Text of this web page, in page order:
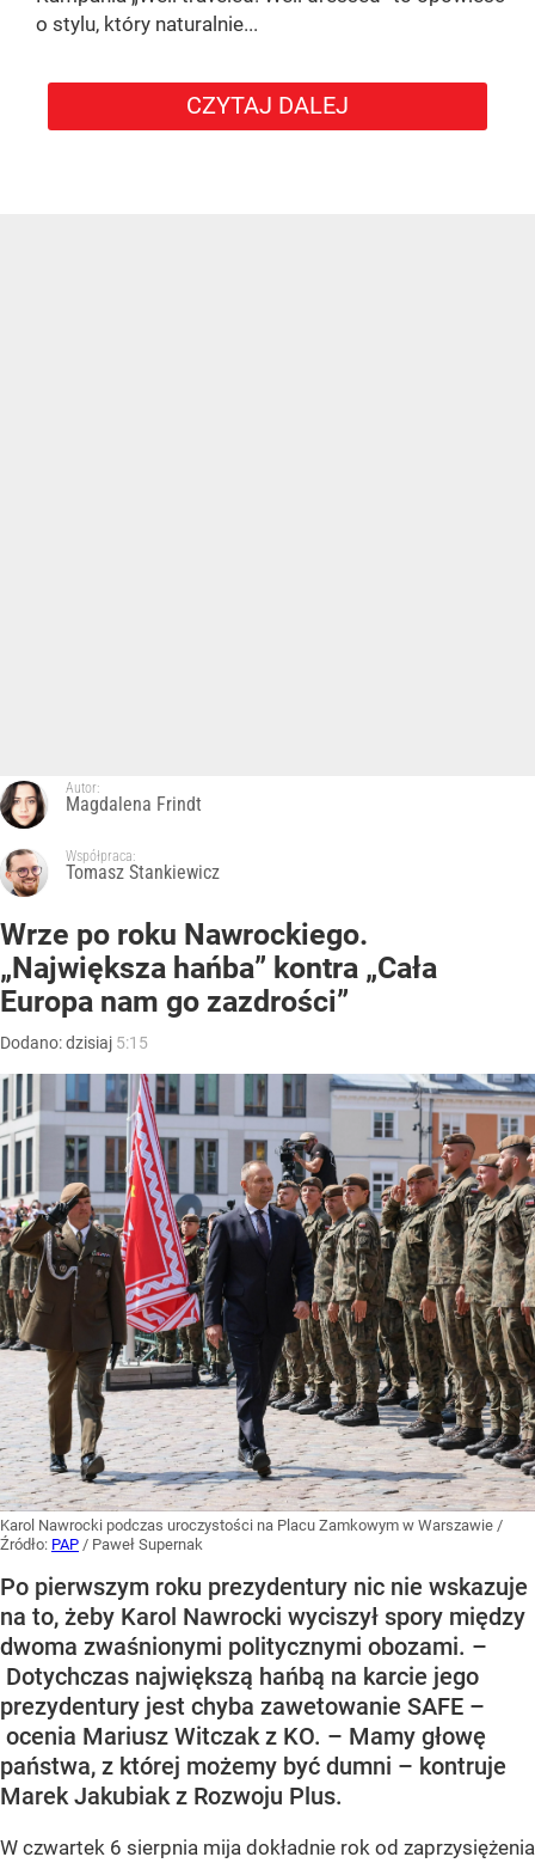
o stylu, który naturalnie...
CZYTAJ DALEJ
Autor:
Magdalena Frindt
Współpraca:
Tomasz Stankiewicz
Wrze po roku Nawrockiego.
„Największa hańba” kontra „Cała
Europa nam go zazdrości”
Dodano:dzisiaj 5:15
Karol Nawrocki podczas uroczystości na Placu Zamkowym w Warszawie /
Źródło: PAP / Paweł Supernak
Po pierwszym roku prezydentury nic nie wskazuje
na to, żeby Karol Nawrocki wyciszył spory między
dwoma zwaśnionymi politycznymi obozami. –
Dotychczas największą hańbą na karcie jego
prezydentury jest chyba zawetowanie SAFE –
ocenia Mariusz Witczak z KO. – Mamy głowę
państwa, z której możemy być dumni – kontruje
Marek Jakubiak z Rozwoju Plus.
W czwartek 6 sierpnia mija dokładnie rok od zaprzysiężenia